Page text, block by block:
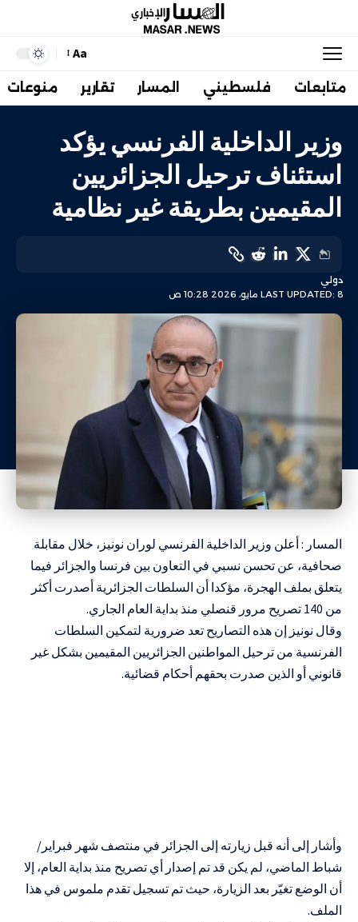
Aa
متابعات فلسطيني المسار تقارير منوعات
وزير الداخلية الفرنسي يؤكد
استئناف ترحيل الجزائريين
المقيمين بطريقة غير نظامية
LAST UPDATED: 8 مايو، 2026 10:28 ص
دولي
المسار : أعلن وزير الداخلية الفرنسي لوران نونيز، خلال مقابلة
صحافية، عن تحسن نسبي في التعاون بين فرنسا والجزائر فيما
يتعلق بملف الهجرة، مؤكدا أن السلطات الجزائرية أصدرت أكثر
من 140 تصريح مرور قنصلي منذ بداية العام الجاري.
وقال نونيز إن هذه التصاريح تعد ضرورية لتمكين السلطات
الفرنسية من ترحيل المواطنين الجزائريين المقيمين بشكل غير
قانوني أو الذين صدرت بحقهم أحكام قضائية.
وأشار إلى أنه قبل زيارته إلى الجزائر في منتصف شهر فبراير/
شباط الماضي، لم يكن قد تم إصدار أي تصريح منذ بداية العام، إلا
أن الوضع تغيّر بعد الزيارة، حيث تم تسجيل تقدم ملموس في هذا
الملف.